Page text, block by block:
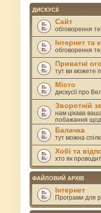
ДИСКУСІЇ
Сайт
обговорення
Інтернет та
обговорення
Приватні
тут ви можете
Місто
дискусії про
Зворотній
нам цікава
побажання
Балачка
тут можна
Хобі та
хто як
ФАЙЛОВИЙ АРХІВ
Інтернет
Програми для